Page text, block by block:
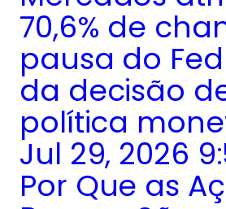
70,6% de
pausa do
da decisão
política
Jul 29, 2026
Por Que as